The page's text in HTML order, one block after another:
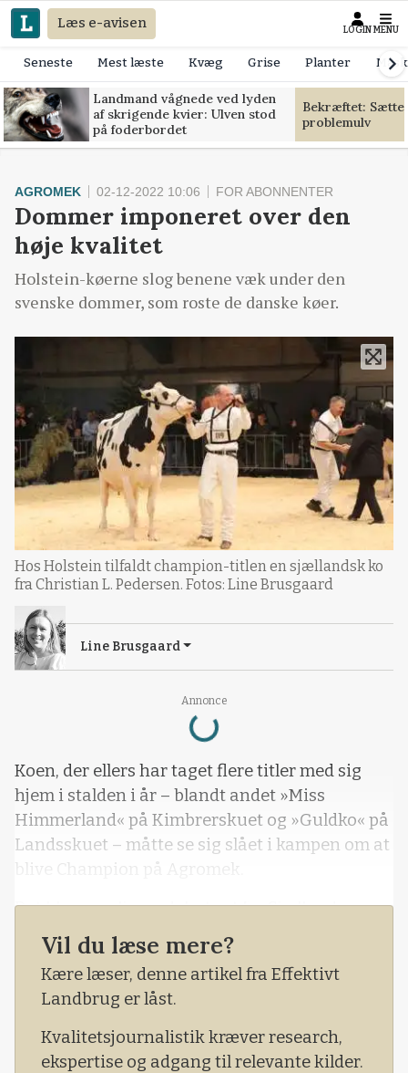
Læs e-avisen LOGIN MENU
Seneste Mest læste Kvæg Grise Planter
Landmand vågnede ved lyden
af skrigende kvier: Ulven stod
på foderbordet
Bekræftet:
problemulv
Annonce
Loading...
AGROMEK 02-12-2022 10:06 FOR ABONNENTER
Dommer imponeret over den
høje kvalitet
Holstein-køerne slog benene væk under den
svenske dommer, som roste de danske køer.
Hos Holstein tilfaldt champion-titlen en sjællandsk ko
fra Christian L. Pedersen. Fotos: Line Brusgaard
Line Brusgaard
Koen, der ellers har taget flere titler med sig
hjem i stalden i år – blandt andet »Miss
Himmerland« på Kimbrerskuet og »Guldko« på
Landsskuet – måtte se sig slået i kampen om at
blive Champion på Agromek.
Det blev nemlig en debutant fra Sjælland, som
løb med sejren i skarp konkurrence med koen
fra Skovgård ved Them.
Vil du læse mere?
Kære læser, denne artikel fra Effektivt
Landbrug er låst.
Kvalitetsjournalistik kræver research,
ekspertise og adgang til relevante kilder.